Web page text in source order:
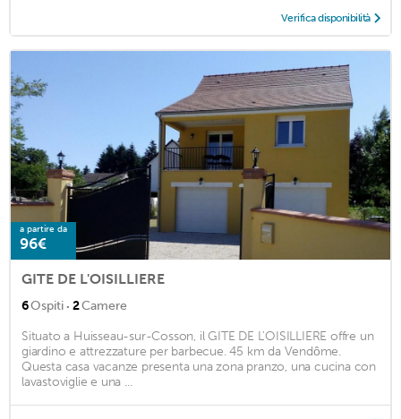
Verifica disponibilità
a partire da
96€
GITE DE L'OISILLIERE
6Ospiti · 2Camere
Situato a Huisseau-sur-Cosson, il GITE DE L'OISILLIERE offre un
giardino e attrezzature per barbecue. 45 km da Vendôme.
Questa casa vacanze presenta una zona pranzo, una cucina con
lavastoviglie e una ...